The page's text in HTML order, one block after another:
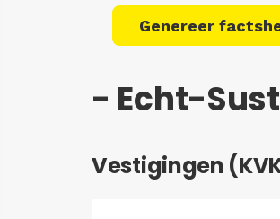
Genereer
- Echt-
Vestigingen